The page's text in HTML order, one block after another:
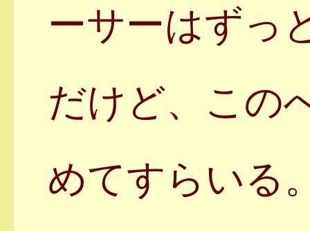
ーサーはずっ
だけど、この
めてすらいる